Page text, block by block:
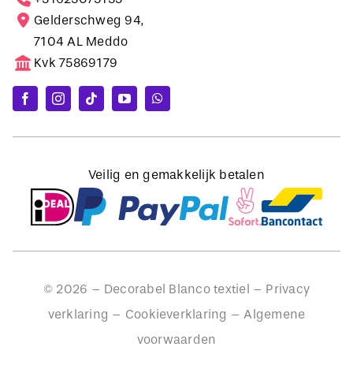
Gelderschweg 94,
7104 AL Meddo
Kvk 75869179
Veilig en gemakkelijk betalen
© 2026 – Decorabel Blanco textiel – Privacy
verklaring – Cookieverklaring –Algemene
voorwaarden